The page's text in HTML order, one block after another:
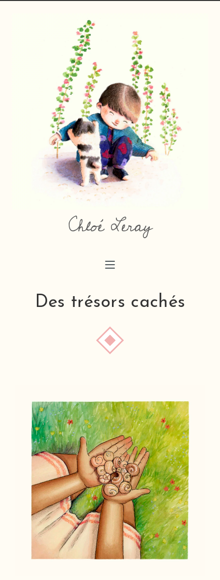
Chloé Leray
Des trésors cachés